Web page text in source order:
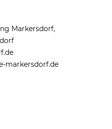
Markersdorf,
markersdorf.de